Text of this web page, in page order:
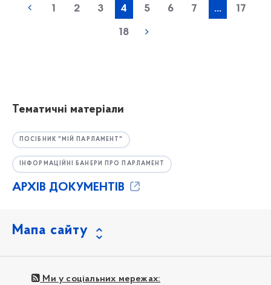
1 2 3 4 5 6 7 ... 17
18
Тематичні матеріали
ПОСІБНИК "МІЙ ПАРЛАМЕНТ"
ІНФОРМАЦІЙНІ БАНЕРИ ПРО ПАРЛАМЕНТ
АРХІВ ДОКУМЕНТІВ
Мапа сайту
Ми у соціальних мережах: